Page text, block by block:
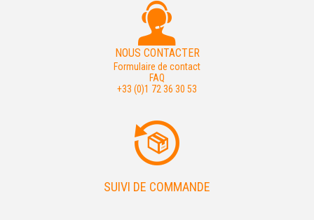
NOUS CONTACTER
Formulaire de contact
FAQ
+33 (0)1 72 36 30 53
SUIVI DE COMMANDE